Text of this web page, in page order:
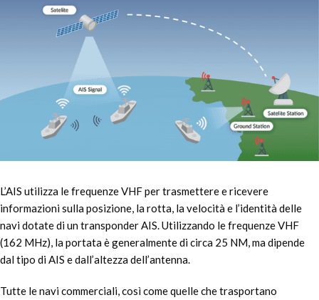
L’AIS utilizza le frequenze VHF per trasmettere e ricevere
informazioni sulla posizione, la rotta, la velocità e l’identità delle
navi dotate di un transponder AIS. Utilizzando le frequenze VHF
(162 MHz), la portata è generalmente di circa 25 NM, ma dipende
dal tipo di AIS e dall’altezza dell’antenna.
Tutte le navi commerciali, così come quelle che trasportano